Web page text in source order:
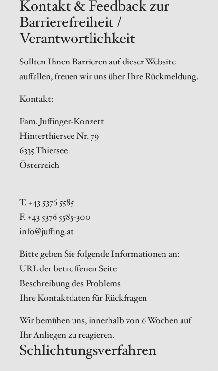
Kontakt & Feedback zur
Barrierefreiheit /
Verantwortlichkeit
Sollten Ihnen Barrieren auf dieser Website
auffallen, freuen wir uns über Ihre Rückmeldung.
Kontakt:
Fam. Juffinger-Konzett
Hinterthiersee Nr. 79
6335 Thiersee
Österreich
T. +43 5376 5585
F. +43 5376 5585-300
info@juffing.at
Bitte geben Sie folgende Informationen an:
URL der betroffenen Seite
Beschreibung des Problems
Ihre Kontaktdaten für Rückfragen
Wir bemühen uns, innerhalb von 6 Wochen auf
Ihr Anliegen zu reagieren.
Schlichtungsverfahren